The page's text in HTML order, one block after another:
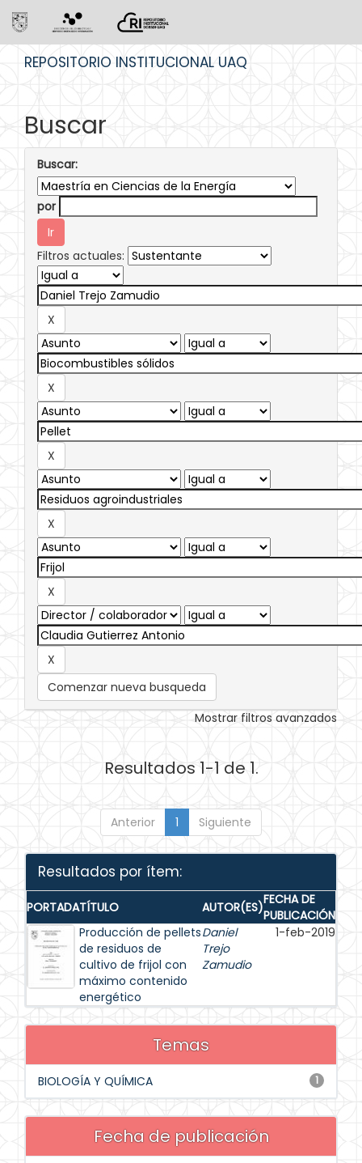
REPOSITORIO INSTITUCIONAL UAQ
Buscar
Buscar:
por
Filtros actuales:
Comenzar nueva busqueda
Mostrar filtros avanzados
Resultados 1-1 de 1.
Anterior 1 Siguiente
Resultados por ítem:
PORTADATÍTULO AUTOR(ES)FECHA DE
PUBLICACIÓN
Producción de pellets
de residuos de
cultivo de frijol con
máximo contenido
energético
Daniel
Trejo
Zamudio
1-feb-2019
Temas
1
BIOLOGÍA Y QUÍMICA
Fecha de publicación